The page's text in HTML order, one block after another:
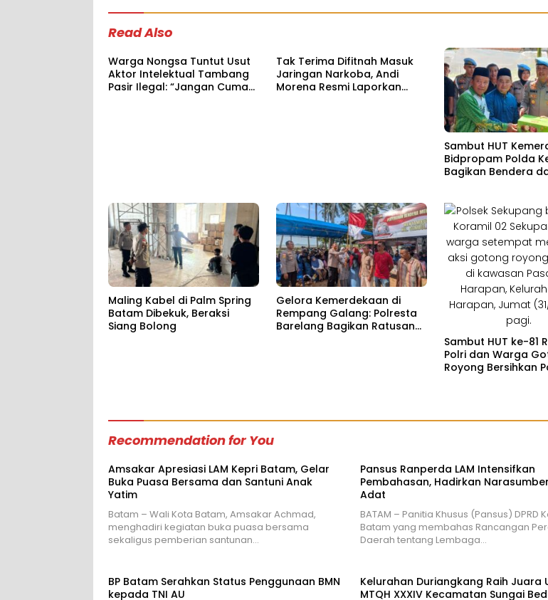
Read Also
Warga Nongsa Tuntut Usut
Aktor Intelektual Tambang
Pasir Ilegal: “Jangan Cuma
Tak Terima Difitnah Masuk
Jaringan Narkoba, Andi
Morena Resmi Laporkan
Sambut HUT
Bidpropam Polda
Bagikan Bendera
Maling Kabel di Palm Spring
Batam Dibekuk, Beraksi
Siang Bolong
Gelora Kemerdekaan di
Rempang Galang: Polresta
Barelang Bagikan Ratusan
Sambut HUT ke-81
Polri dan Warga
Royong Bersihkan
Recommendation for You
Amsakar Apresiasi LAM Kepri Batam, Gelar
Buka Puasa Bersama dan Santuni Anak
Yatim
Batam – Wali Kota Batam, Amsakar Achmad,
menghadiri kegiatan buka puasa bersama
sekaligus pemberian santunan…
Pansus Ranperda LAM Intensifkan
Pembahasan, Hadirkan
Adat
BATAM – Panitia Khusus (Pansus) DPRD
Batam yang membahas Rancangan
Daerah tentang Lembaga…
BP Batam Serahkan Status Penggunaan BMN
kepada TNI AU
Kelurahan Duriangkang Raih Juara
MTQH XXXIV Kecamatan Sungai